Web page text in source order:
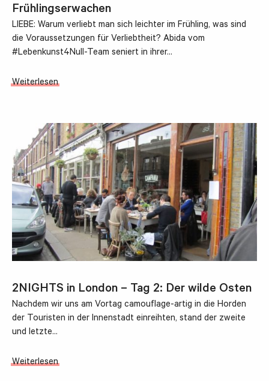
Frühlingserwachen
LIEBE: Warum verliebt man sich leichter im Frühling, was sind
die Voraussetzungen für Verliebtheit? Abida vom
#Lebenkunst4Null-Team seniert in ihrer…
Weiterlesen
2NIGHTS in London – Tag 2: Der wilde Osten
Nachdem wir uns am Vortag camouflage-artig in die Horden
der Touristen in der Innenstadt einreihten, stand der zweite
und letzte…
Weiterlesen